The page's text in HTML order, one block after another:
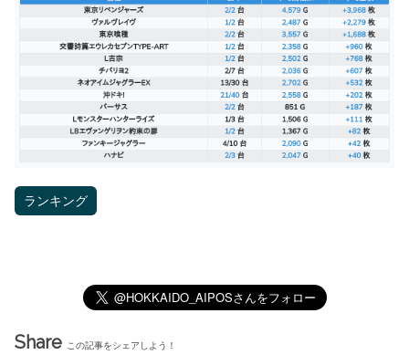
ランキング
Share この記事をシェアしよう！